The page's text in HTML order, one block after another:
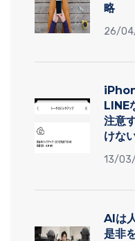
略
26/
LINE
注意
けな
13/
AIは
是非